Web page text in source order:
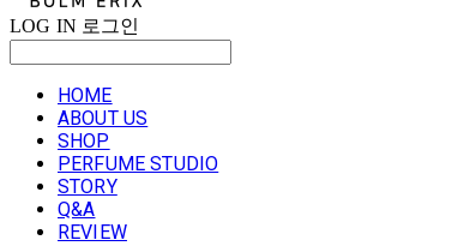
LOG IN 로그인
HOME
ABOUT US
SHOP
PERFUME STUDIO
STORY
Q&A
REVIEW